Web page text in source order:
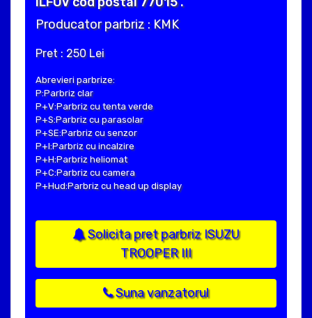
Producator parbriz : KMK
Pret : 250 Lei
Abrevieri parbrize:
P:Parbriz clar
P+V:Parbriz cu tenta verde
P+S:Parbriz cu parasolar
P+SE:Parbriz cu senzor
P+I:Parbriz cu incalzire
P+H:Parbriz heliomat
P+C:Parbriz cu camera
P+Hud:Parbriz cu head up display
Solicita pret parbriz ISUZU
TROOPER III
Suna vanzatorul